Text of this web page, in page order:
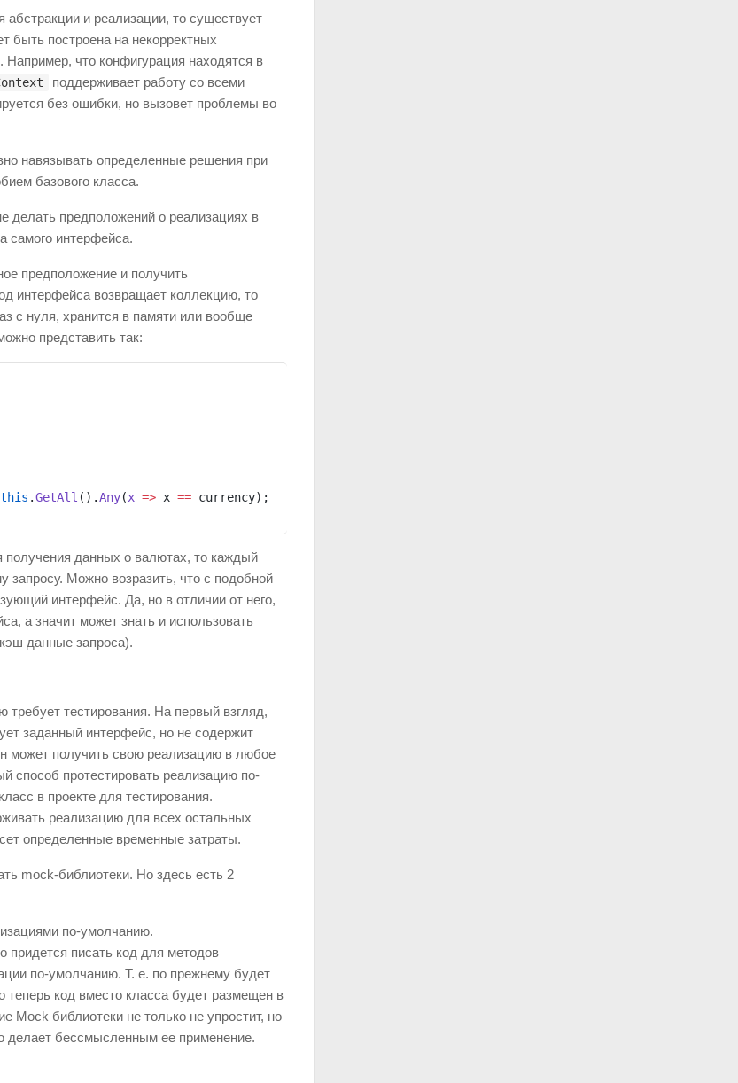
и реализации, то существует
быть построена на некорректных
что конфигурация находятся в
поддерживает работу со всеми
без ошибки, но вызовет проблемы во
навязывать определенные решения при
базового класса.
делать предположений о реализациях в
самого интерфейса.
предположение и получить
интерфейса возвращает коллекцию, то
с нуля, хранится в памяти или вообще
представить так:
this .GetAll ().Any(x => x == currency);
получения данных о валютах, то каждый
запросу. Можно возразить, что c подобной
интерфейс. Да, но в отличии от него,
а значит может знать и использовать
данные запроса).
тестирования. На первый взгляд,
заданный интерфейс, но не содержит
может получить свою реализацию в любое
способ протестировать реализацию по-
в проекте для тестирования.
реализацию для всех остальных
определенные временные затраты.
mock-библиотеки. Но здесь есть 2
по-умолчанию.
придется писать код для методов
по-умолчанию. Т. е. по прежнему будет
код вместо класса будет размещен в
Mock библиотеки не только не упростит, но
делает бессмысленным ее применение.